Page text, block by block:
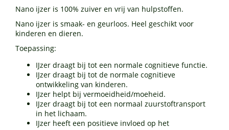
Nano ijzer is 100% zuiver en vrij van hulpstoffen.
Nano ijzer is smaak- en geurloos. Heel geschikt voor
kinderen en dieren.
Toepassing:
IJzer draagt bij tot een normale cognitieve functie.
IJzer draagt bij tot de normale cognitieve
ontwikkeling van kinderen.
IJzer helpt bij vermoeidheid/moeheid.
IJzer draagt bij tot een normaal zuurstoftransport
in het lichaam.
IJzer heeft een positieve invloed op het